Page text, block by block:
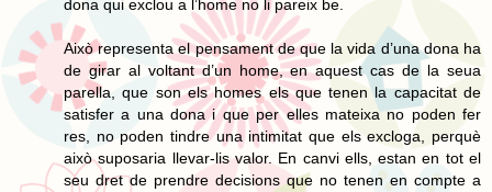
dona qui exclou a l’home no li pareix be.
Això representa el pensament de que la vida d’una dona ha
de girar al voltant d’un home, en aquest cas de la seua
parella, que son els homes els que tenen la capacitat de
satisfer a una dona i que per elles mateixa no poden fer
res, no poden tindre una intimitat que els excloga, perquè
això suposaria llevar-lis valor. En canvi ells, estan en tot el
seu dret de prendre decisions que no tenen en compte a